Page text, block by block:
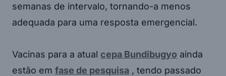
semanas de intervalo, tornando-a menos
adequada para uma resposta emergencial.
Vacinas para a atual cepa Bundibugyo ainda
estão em fase de pesquisa , tendo passado